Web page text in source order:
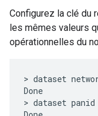
Configurez la clé du
les mêmes valeurs
opérationnelles du
> dataset
Done
> dataset panid